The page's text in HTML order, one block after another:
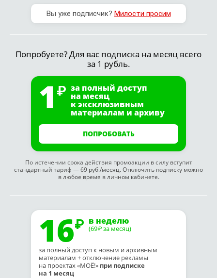
Вы уже подписчик? Милости просим
Попробуете? Для вас подписка на месяц всего
за 1 рубль.
1 за полный доступ
на месяц
к эксклюзивным
материалам и архиву
ПОПРОБОВАТЬ
По истечении срока действия промоакции в силу вступит
стандартный тариф — 69 руб./месяц. Отключить подписку можно
в любое время в личном кабинете.
16 в неделю
(69₽ за месяц)
за полный доступ к новым и архивным
материалам + отключение рекламы
на проектах «МОЁ!» при подписке
на 1 месяц